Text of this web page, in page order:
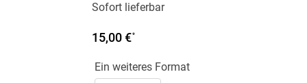
Sofort lieferbar
15,00 €*
Ein weiteres Format